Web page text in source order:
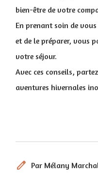
bien-être de votre
En prenant soin de
et de le préparer, vous
votre séjour.
Avec ces conseils,
aventures hivernales
edit Par Mélany